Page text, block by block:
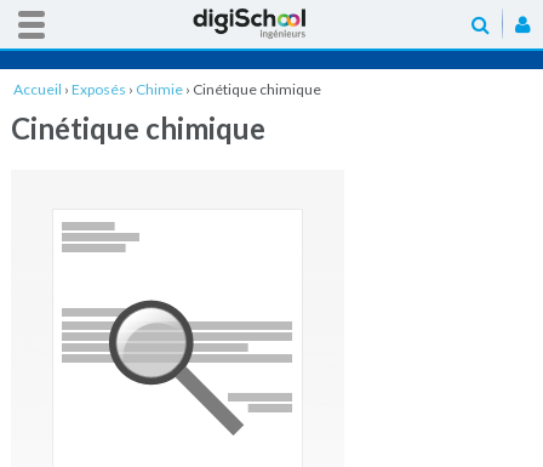
Accueil › Exposés › Chimie › Cinétique chimique
Cinétique chimique